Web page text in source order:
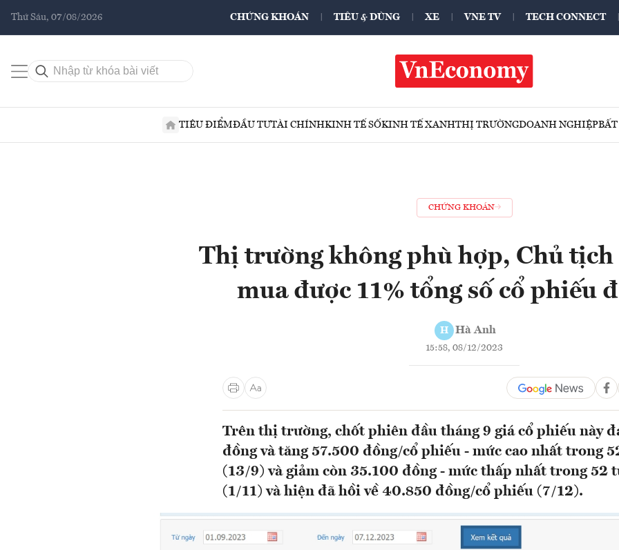
Thứ Sáu, 07/08/2026 CHỨNG KHOÁN TIÊU & DÙNG XE VNE TV TECH CONNECT
TIÊU ĐIỂMĐẦU TƯTÀI CHÍNHKINH TẾ SỐKINH TẾ XANHTHỊ TRƯỜNGDOANH NGHIỆPBẤT
CHỨNG KHOÁN
Thị trường không phù hợp, Chủ
mua được 11% tổng số cổ phiếu
H Hà Anh
15:58, 08/12/2023
Trên thị trường, chốt phiên đầu tháng 9 giá cổ phiếu này
đồng và tăng 57.500 đồng/cổ phiếu - mức cao nhất trong
(13/9) và giảm còn 35.100 đồng - mức thấp nhất trong 52
(1/11) và hiện đã hồi về 40.850 đồng/cổ phiếu (7/12).